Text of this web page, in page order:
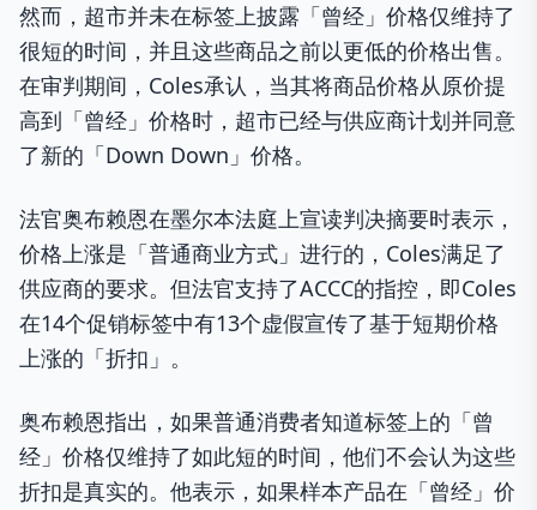
然而，超市并未在标签上披露「曾经」价格仅维持了
很短的时间，并且这些商品之前以更低的价格出售。
在审判期间，Coles承认，当其将商品价格从原价提
高到「曾经」价格时，超市已经与供应商计划并同意
了新的「Down Down」价格。
法官奥布赖恩在墨尔本法庭上宣读判决摘要时表示，
价格上涨是「普通商业方式」进行的，Coles满足了
供应商的要求。但法官支持了ACCC的指控，即Coles
在14个促销标签中有13个虚假宣传了基于短期价格
上涨的「折扣」。
奥布赖恩指出，如果普通消费者知道标签上的「曾
经」价格仅维持了如此短的时间，他们不会认为这些
折扣是真实的。他表示，如果样本产品在「曾经」价